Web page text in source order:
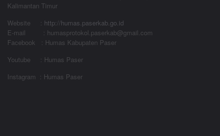
Kalimantan Timur
Website
: http://humas.paserkab.go.id
E-mail : humasprotokol.paserkab@gmail.com
Facebook : Humas Kabupaten Paser
Youtube : Humas Paser
Instagram : Humas Paser